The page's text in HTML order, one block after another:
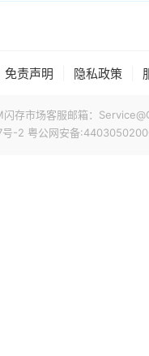
免责声明 隐私政策
闪存市场客服邮箱：
号-2 粤公网安备